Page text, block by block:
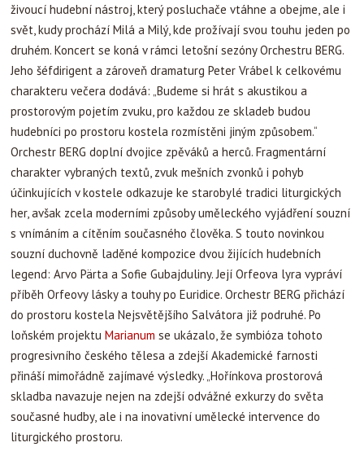
živoucí hudební nástroj, který posluchače vtáhne a obejme, ale i
svět, kudy prochází Milá a Milý, kde prožívají svou touhu jeden po
druhém. Koncert se koná v rámci letošní sezóny Orchestru BERG.
Jeho šéfdirigent a zároveň dramaturg Peter Vrábel k celkovému
charakteru večera dodává: „Budeme si hrát s akustikou a
prostorovým pojetím zvuku, pro každou ze skladeb budou
hudebníci po prostoru kostela rozmístěni jiným způsobem.“
Orchestr BERG doplní dvojice zpěváků a herců. Fragmentární
charakter vybraných textů, zvuk mešních zvonků i pohyb
účinkujících v kostele odkazuje ke starobylé tradici liturgických
her, avšak zcela moderními způsoby uměleckého vyjádření souzní
s vnímáním a cítěním současného člověka. S touto novinkou
souzní duchovně laděné kompozice dvou žijících hudebních
legend: Arvo Pärta a Sofie Gubajduliny. Její Orfeova lyra vypráví
příběh Orfeovy lásky a touhy po Euridice. Orchestr BERG přichází
do prostoru kostela Nejsvětějšího Salvátora již podruhé. Po
loňském projektu Marianum se ukázalo, že symbióza tohoto
progresivního českého tělesa a zdejší Akademické farnosti
přináší mimořádně zajímavé výsledky. „Hořínkova prostorová
skladba navazuje nejen na zdejší odvážné exkurzy do světa
současné hudby, ale i na inovativní umělecké intervence do
liturgického prostoru.